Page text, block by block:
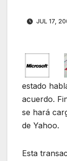
JUL 17,
estado
acuerdo.
se hará
de Yahoo.
Esta